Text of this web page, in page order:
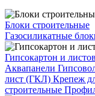
Блоки строительные
Газосиликатные
Гипсокартон и
Аквапанели
лист (ГКЛ) Крепеж
строительные